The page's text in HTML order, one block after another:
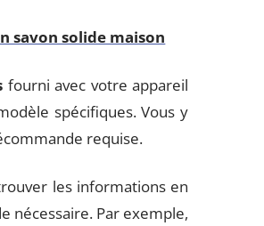
savon solide maison
fourni avec votre appareil
spécifiques. Vous y
requise.
les informations en
nécessaire. Par exemple,